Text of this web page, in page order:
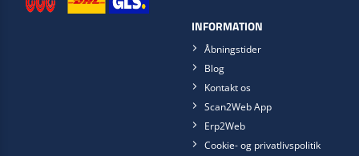
INFORMATION
Åbningstider
Blog
Kontakt os
Scan2Web App
Erp2Web
Cookie- og privatlivspolitik